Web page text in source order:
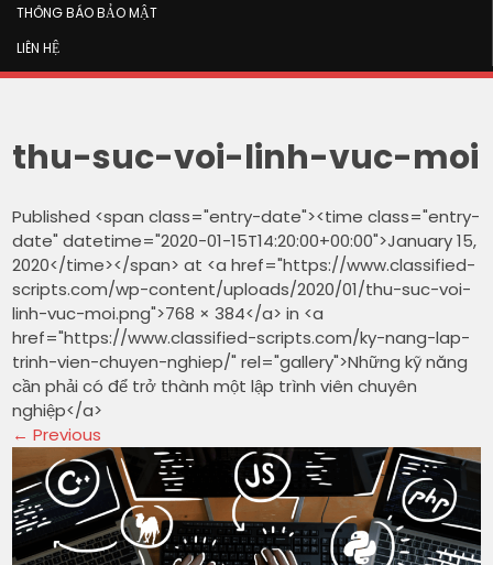
THÔNG BÁO BẢO MẬT
LIÊN HỆ
thu-suc-voi-linh-vuc-moi
Published <span class="entry-date"><time class="entry-
date" datetime="2020-01-15T14:20:00+00:00">January 15,
2020</time></span> at <a href="https://www.classified-
scripts.com/wp-content/uploads/2020/01/thu-suc-voi-
linh-vuc-moi.png">768 × 384</a> in <a
href="https://www.classified-scripts.com/ky-nang-lap-
trinh-vien-chuyen-nghiep/" rel="gallery">Những kỹ năng
cần phải có để trở thành một lập trình viên chuyên
nghiệp</a>
← Previous